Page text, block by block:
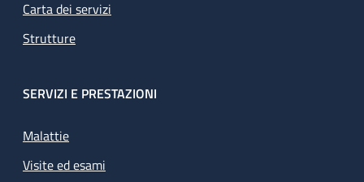
Carta dei servizi
Strutture
SERVIZI E PRESTAZIONI
Malattie
Visite ed esami